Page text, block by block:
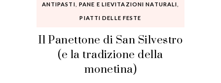
ANTIPASTI PANE E LIEVITAZIONI NATURALI
PIATTI DELLE FESTE
Il Panettone di San Silvestro
(e la tradizione della
monetina)